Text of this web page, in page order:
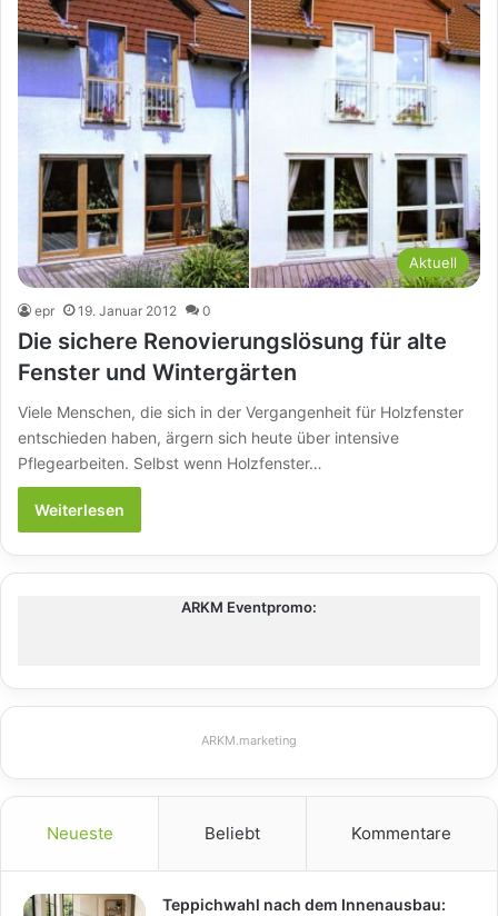
Aktuell
epr 19. Januar 2012 0
Die sichere Renovierungslösung für alte
Fenster und Wintergärten
Viele Menschen, die sich in der Vergangenheit für Holzfenster
entschieden haben, ärgern sich heute über intensive
Pflegearbeiten. Selbst wenn Holzfenster…
Weiterlesen
ARKM Eventpromo:
ARKM.marketing
Neueste Beliebt Kommentare
Teppichwahl nach dem Innenausbau: